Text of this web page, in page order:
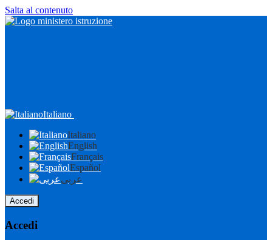
Salta al contenuto
Italiano
Italiano
English
Français
Español
عربى
Accedi
Accedi